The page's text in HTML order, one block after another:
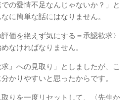
の愛情不足なんじゃないか？」と
に簡単な話にはなりません。
価を絶えず気にする＝承認欲求〉
なければなりません。
』への見取り」としましたが、こ
かりやすいと思ったからです。
りを一度リセットして、〈先生か